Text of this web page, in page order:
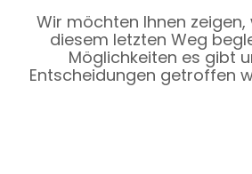
Wir möchten Ihnen zeigen,
diesem letzten Weg
Möglichkeiten es gibt
Entscheidungen getroffen